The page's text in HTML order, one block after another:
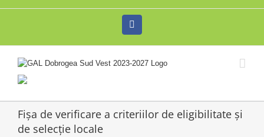
Fișa de verificare a criteriilor de eligibilitate și
de selecție locale